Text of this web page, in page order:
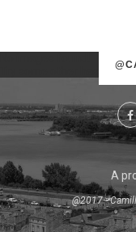
Try some other hashtag
A
@2017 -